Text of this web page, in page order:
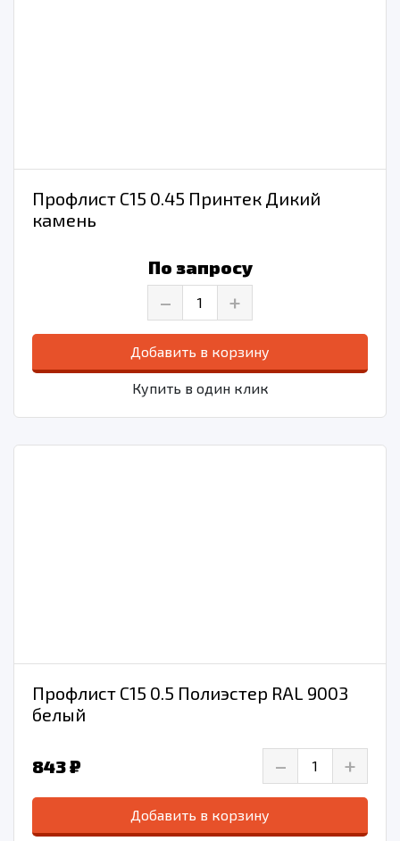
Профлист С15 0.45 Принтек Дикий
камень
По запросу
– +
Добавить в корзину
Купить в один клик
Профлист С15 0.5 Полиэстер RAL 9003
белый
843 ₽ – +
Добавить в корзину